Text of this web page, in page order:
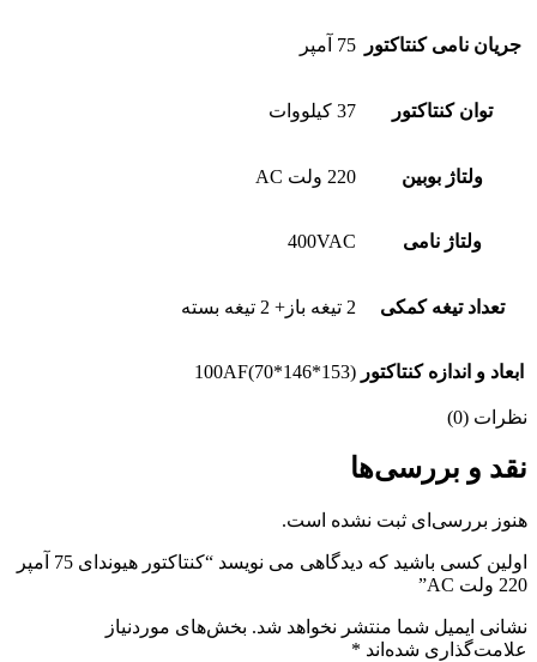
جریان نامی کنتاکتور 75 آمپر
توان کنتاکتور 37 کیلووات
ولتاژ بوبین 220 ولت AC
ولتاژ نامی 400VAC
تعداد تیغه کمکی 2 تیغه باز+ 2 تیغه بسته
ابعاد و اندازه کنتاکتور 100AF(70*146*153)
نظرات (0)
نقد و بررسی‌ها
هنوز بررسی‌ای ثبت نشده است.
اولین کسی باشید که دیدگاهی می نویسد “کنتاکتور هیوندای 75 آمپر
220 ولت AC”
نشانی ایمیل شما منتشر نخواهد شد. بخش‌های موردنیاز
علامت‌گذاری شده‌اند *